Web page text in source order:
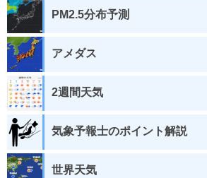
PM2.5分布予測
アメダス
2週間天気
気象予報士のポイント解説
世界天気